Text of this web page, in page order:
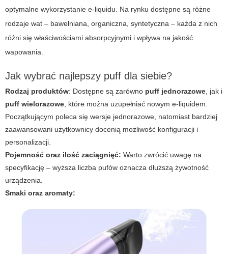
optymalne wykorzystanie e-liquidu. Na rynku dostępne są różne
rodzaje wat – bawełniana, organiczna, syntetyczna – każda z nich
różni się właściwościami absorpcyjnymi i wpływa na jakość
wapowania.
Jak wybrać najlepszy puff dla siebie?
Rodzaj produktów: Dostępne są zarówno puff jednorazowe, jak i
puff wielorazowe, które można uzupełniać nowym e-liquidem.
Początkującym poleca się wersje jednorazowe, natomiast bardziej
zaawansowani użytkownicy docenią możliwość konfiguracji i
personalizacji.
Pojemność oraz ilość zaciągnięć: Warto zwrócić uwagę na
specyfikację – wyższa liczba pufów oznacza dłuższą żywotność
urządzenia.
Smaki oraz aromaty: